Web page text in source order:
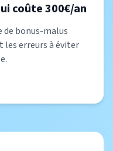
coûte 300€/an
de bonus-malus
les erreurs à éviter